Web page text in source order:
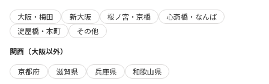
大阪・梅田
新大阪 桜ノ宮・京橋
心斎橋・なんば
淀屋橋・本町
その他
関西（大阪以外）
京都府
滋賀県 兵庫県
和歌山県